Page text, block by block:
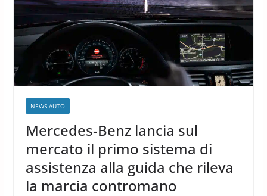
NEWS AUTO
Mercedes-Benz lancia sul
mercato il primo sistema di
assistenza alla guida che rileva
la marcia contromano